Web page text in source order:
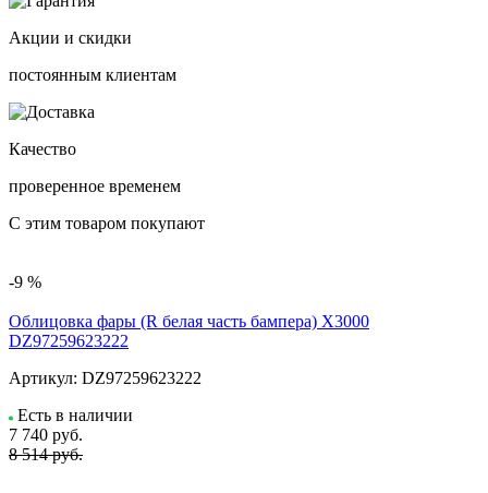
Акции и скидки
постоянным клиентам
Качество
проверенное временем
С этим товаром покупают
-9 %
Облицовка фары (R белая часть бампера) X3000
DZ97259623222
Артикул: DZ97259623222
Есть в наличии
7 740 руб.
8 514 руб.